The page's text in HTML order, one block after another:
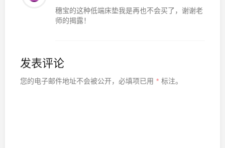
穗宝的这种低端床垫我是再也不会买了，谢谢老
师的揭露！
发表评论
您的电子邮件地址不会被公开， 必填项已用 * 标注。